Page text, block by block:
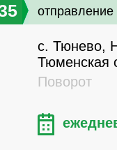
отправление
с. Тюнево,
Тюменская
Поворот